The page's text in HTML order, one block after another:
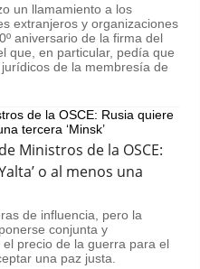
Suscripción
Banco de
imágenes
un llamamiento a los
extranjeros y organizaciones
aniversario de la firma del
que, en particular, pedía que
de la membresía de
Ministros de la OSCE:
o al menos una
de influencia, pero la
conjunta y
precio de la guerra para el
una paz justa.